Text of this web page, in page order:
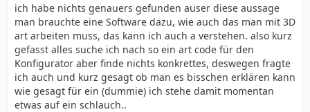
ich habe nichts genauers gefunden auser diese aussage
man brauchte eine Software dazu, wie auch das man mit 3D
art arbeiten muss, das kann ich auch a verstehen. also kurz
gefasst alles suche ich nach so ein art code für den
Konfigurator aber finde nichts konkrettes, deswegen fragte
ich auch und kurz gesagt ob man es bisschen erklären kann
wie gesagt für ein (dummie) ich stehe damit momentan
etwas auf ein schlauch..